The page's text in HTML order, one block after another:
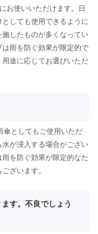
お使いいただけます。日
しても使用できるように
したものが多くなってい
雨を防ぐ効果が限定的で
途に応じてお選びいただ
傘としてもご使用いただ
が浸入する場合がござい
を防ぐ効果が限定的なた
ざいます。
す。不良でしょう